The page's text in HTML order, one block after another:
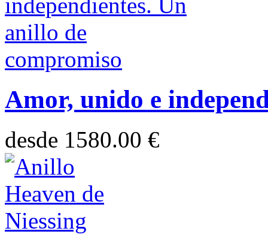
Amor, unido e
desde 1580.00 €